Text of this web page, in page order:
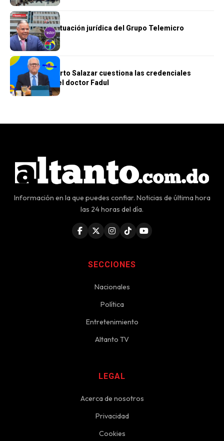
GENERALES
Se complica situación jurídica del Grupo Telemicro
GENERALES
Doctor Humberto Salazar cuestiona las credenciales
académicas del doctor Fadul
Información en la que puedes confiar. Noticias de última hora
las 24 horas del día.
SECCIONES
Nacionales
Política
Entretenimiento
Altanto TV
LEGAL
Acerca de nosotros
Privacidad
Cookies